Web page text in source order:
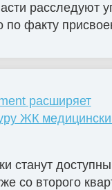
расследуют
по факту
расширяет
ЖК
станут
со второго